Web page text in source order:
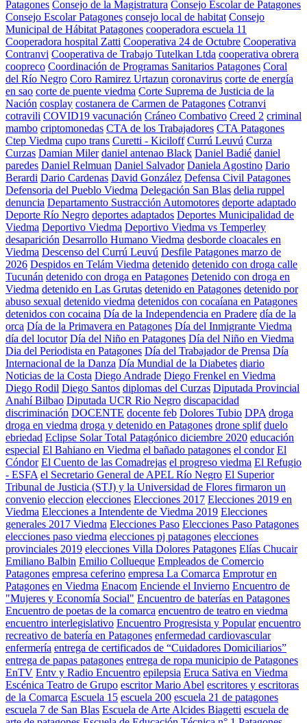
Patagones Consejo de la Magistratura Consejo Escolar de Patagones
Consejo Escolar Patagones consejo local de habitat Consejo
Municipal de Hábitat Patagones cooperadora escuela 11
Cooperadora hospital Zatti Cooperativa 24 de Octubre Cooperativa
Contranvi Cooperativa de Trabajo Tutelkan Ltda cooperativa obrera
coopreco Coordinación de Programas Sanitarios Patagones Coral
del Río Negro Coro Ramirez Urtazun coronavirus corte de energía
en sao corte de puente viedma Corte Suprema de Justicia de la
Nación cosplay costanera de Carmen de Patagones Cotranvi
cotravili COVID19 vacunación Cráneo Combativo Creed 2 criminal
mambo criptomonedas CTA de los Trabajadores CTA Patagones
Ctep Viedma cupo trans Curetti - Kiciloff Currú Leuvú Curza
Curzas Damian Miler daniel antenao Black Daniel Badié daniel
paredes Daniel Relmuan Daniel Salvador Daniela Agostino Dario
Berardi Dario Cardenas David González Defensa Civil Patagones
Defensoria del Pueblo Viedma Delegación San Blas delia ruppel
denuncia Departamento Sustracción Automotores deporte adaptado
Deporte Río Negro deportes adaptados Deportes Municipalidad de
Viedma Deportivo Viedma Deportivo Viedma vs Temperley
desaparición Desarrollo Humano Viedma desborde cloacales en
Viedma Descenso del Currú Leuvú Desfile Patagones marzo de
2026 Despidos en Telám Viedma detenido detenido con droga calle
Tucunán detenido con droga en Patagones Detenido con droga en
Viedma detenido en Las Grutas detenido en Patagones detenido por
abuso sexual detenido viedma detenidos con cocaíana en Patagones
detenidos con cocaina Día de la Independencia en Pradere día de la
orca Día de la Primavera en Patagones Día del Inmigrante Viedma
día del locutor Día del Niño en Patagones Día del Niño en Viedma
Dia del Periodista en Patagones Día del Trabajador de Prensa Día
Internacional de la Danza Día Mundial de la Diabetes diario
Noticias de la Costa Diego Andrade Diego Frenkel en Viedma
Diego Rodil Diego Santos diplomas del Curzas Diputada Provincial
Anahí Bilbao Diputada UCR Rio Negro discapacidad
discriminación DOCENTE docente feb Dolores Tubio DPA droga
droga en viedma droga y detenido en Patagones drone splif duelo
ebriedad Eclipse Solar Total Patagónico diciembre 2020 educación
especial El Bahiano en Viedma el bañado patagones el condor El
Cóndor El Cuento de las Comadrejas el progreso viedma El Refugio
- ESFA el Secretario General de APEL Río Negro El Superior
Tribunal de Justicia (STJ) y la Universidad de Flores firmaron un
convenio eleccion elecciones Elecciones 2017 Elecciones 2019 en
Viedma Elecciones a Intendente de Viedma 2019 Elecciones
generales 2017 Viedma Elecciones Paso Elecciones Paso Patagones
elecciones paso viedma elecciones pj patagones elecciones
provinciales 2019 elecciones Villa Dolores Patagones Elías Chucair
Emiliano Balbin Emilio Collueque Empleados de Comercio
Patagones empresa ceferino empresa La Comarca Emprotur en
Patagones en Viedma Enacom Enciende el Invierno Encuentro de
"Mujeres y Economía Social" Encuentro de baterías en Patagones
Encuentro de poetas de la comarca encuentro de teatro en viedma
encuentro interlegislativo Encuentro Progresista y Popular encuentro
recreativo de batería en Patagones enfermedad cardiovascular
enfermería entrega de certificados de “Cuidadores Domiciliarios”
entrega de papas patagones entrega de ropa municipio de Patagones
EnTV Entv y Radio Encuentro epilepsia Eruca Sativa en Viedma
Escénica Teatro de Grupo escritor Mario Abel escritores y escritoras
de la Comarca Escuela 15 escuela 200 escuela 21 de patagones
escuela 7 de San Blas Escuela de Arte Alcides Biagetti escuela de